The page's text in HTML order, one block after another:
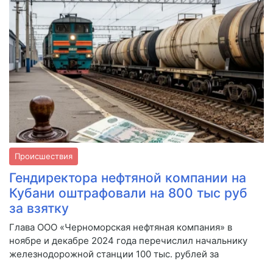
Происшествия
Гендиректора нефтяной компании на
Кубани оштрафовали на 800 тыс руб
за взятку
Глава ООО «Черноморская нефтяная компания» в
ноябре и декабре 2024 года перечислил начальнику
железнодорожной станции 100 тыс. рублей за